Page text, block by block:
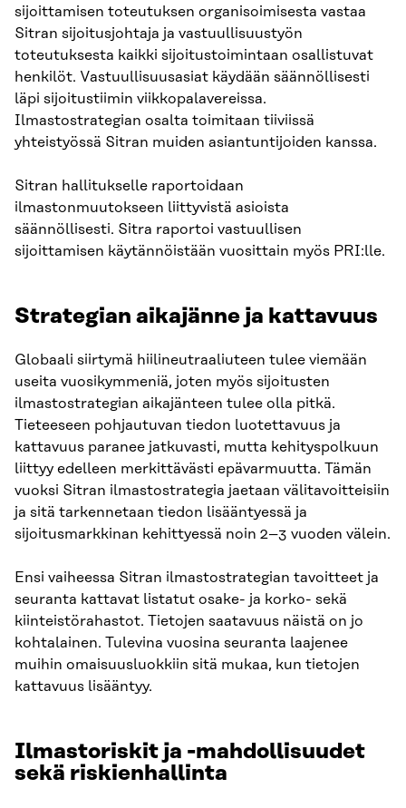
sijoittamisen toteutuksen organisoimisesta vastaa
Sitran sijoitusjohtaja ja vastuullisuustyön
toteutuksesta kaikki sijoitustoimintaan osallistuvat
henkilöt. Vastuullisuusasiat käydään säännöllisesti
läpi sijoitustiimin viikkopalavereissa.
Ilmastostrategian osalta toimitaan tiiviissä
yhteistyössä Sitran muiden asiantuntijoiden kanssa.
Sitran hallitukselle raportoidaan
ilmastonmuutokseen liittyvistä asioista
säännöllisesti. Sitra raportoi vastuullisen
sijoittamisen käytännöistään vuosittain myös PRI:lle.
Strategian aikajänne ja kattavuus
Globaali siirtymä hiilineutraaliuteen tulee viemään
useita vuosikymmeniä, joten myös sijoitusten
ilmastostrategian aikajänteen tulee olla pitkä.
Tieteeseen pohjautuvan tiedon luotettavuus ja
kattavuus paranee jatkuvasti, mutta kehityspolkuun
liittyy edelleen merkittävästi epävarmuutta. Tämän
vuoksi Sitran ilmastostrategia jaetaan välitavoitteisiin
ja sitä tarkennetaan tiedon lisääntyessä ja
sijoitusmarkkinan kehittyessä noin 2–3 vuoden välein.
Ensi vaiheessa Sitran ilmastostrategian tavoitteet ja
seuranta kattavat listatut osake- ja korko- sekä
kiinteistörahastot. Tietojen saatavuus näistä on jo
kohtalainen. Tulevina vuosina seuranta laajenee
muihin omaisuusluokkiin sitä mukaa, kun tietojen
kattavuus lisääntyy.
Ilmastoriskit ja -mahdollisuudet
sekä riskienhallinta